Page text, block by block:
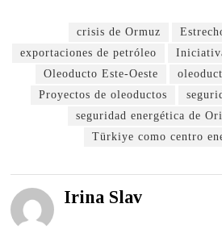
crisis de Ormuz
exportaciones de petróleo
Oleoducto Este-Oeste
Proyectos de oleoductos
seguridad energética de
Türkiye como centro
Irina Slav